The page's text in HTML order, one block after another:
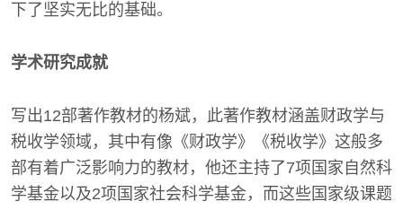
下了坚实无比的基础。
学术研究成就
写出12部著作教材的杨斌，此著作教材涵盖财政学与
税收学领域，其中有像《财政学》《税收学》这般多
部有着广泛影响力的教材，他还主持了7项国家自然科
学基金以及2项国家社会科学基金，而这些国家级课题